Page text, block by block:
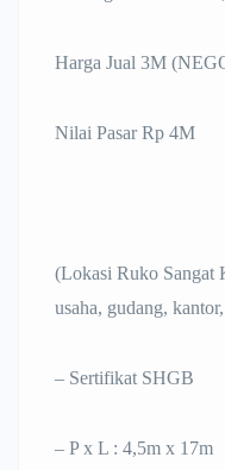
Harga Jual 3M
Nilai Pasar Rp 4M
(Lokasi Ruko Sangat
usaha, gudang,
– Sertifikat SHGB
– P x L : 4,5m x 17m